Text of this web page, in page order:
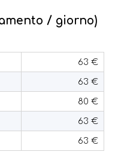
/ giorno)
63 €
63 €
80 €
63 €
63 €